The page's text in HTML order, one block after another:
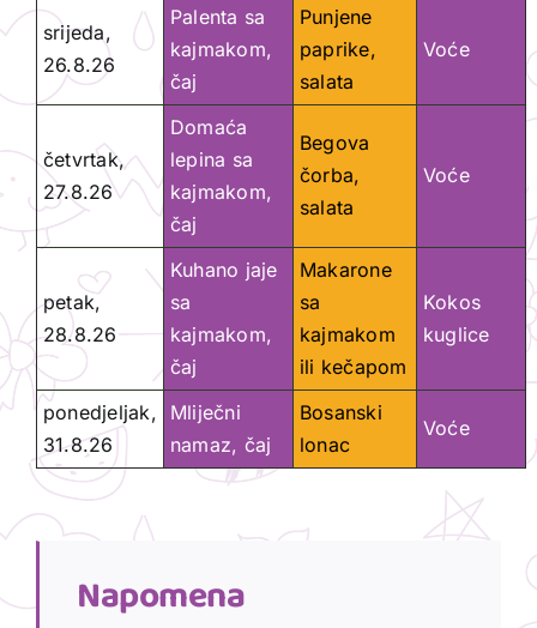
srijeda,
26.8.26
Palenta sa
kajmakom,
čaj
Punjene
paprike,
salata
Voće
četvrtak,
27.8.26
Domaća
lepina sa
kajmakom,
čaj
Begova
čorba,
salata
Voće
petak,
28.8.26
Kuhano jaje
sa
kajmakom,
čaj
Makarone
sa
kajmakom
ili kečapom
Kokos
kuglice
ponedjeljak,
31.8.26
Mliječni
namaz, čaj
Bosanski
lonac
Voće
Napomena